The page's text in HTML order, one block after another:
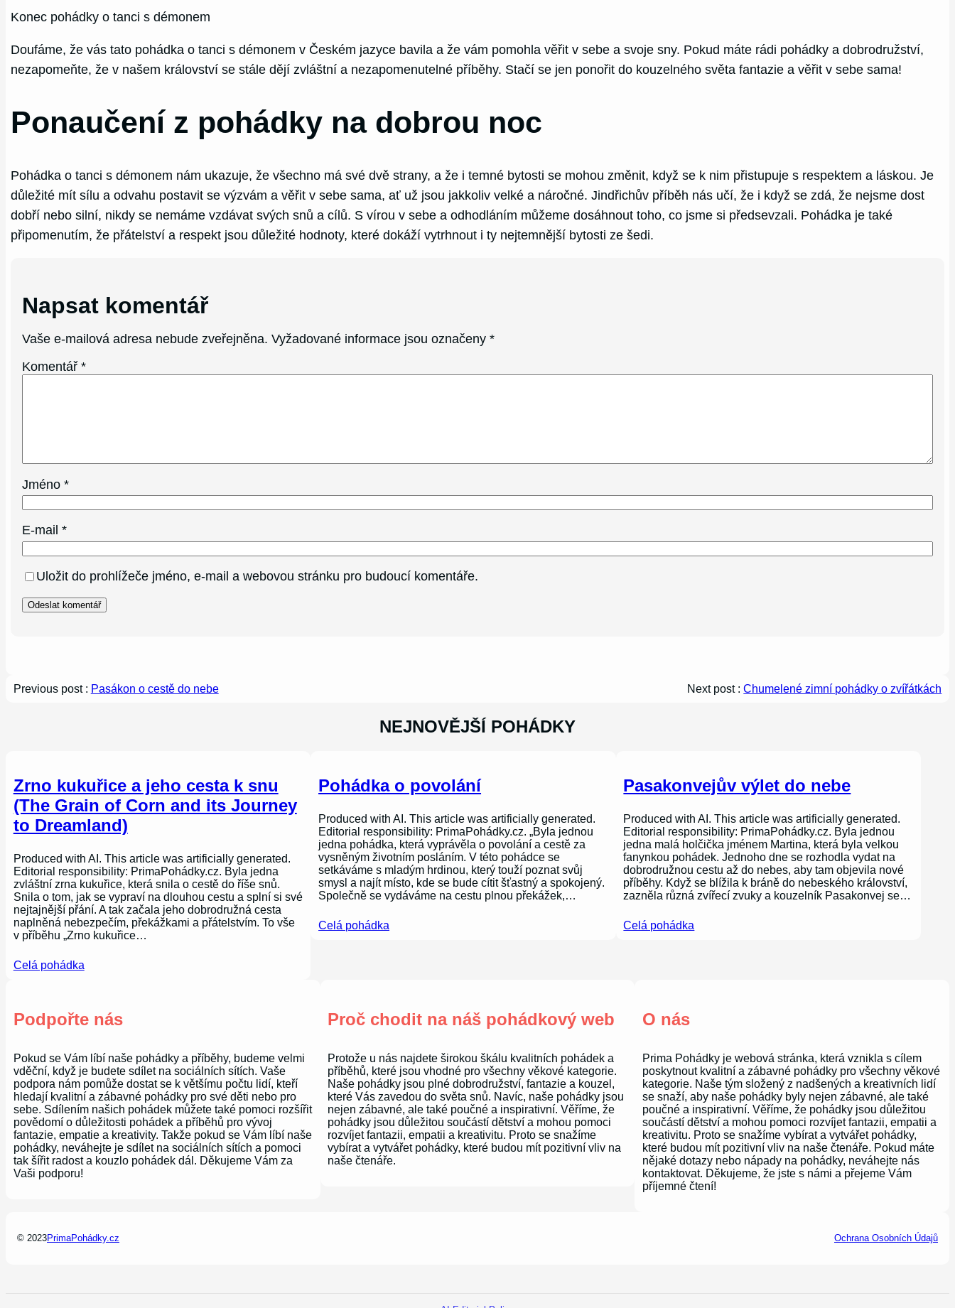
Konec pohádky o tanci s démonem
Doufáme, že vás tato pohádka o tanci s démonem v Českém jazyce bavila a že vám pomohla věřit v sebe a svoje sny. Pokud máte rádi pohádky a dobrodružství,
nezapomeňte, že v našem království se stále dějí zvláštní a nezapomenutelné příběhy. Stačí se jen ponořit do kouzelného světa fantazie a věřit v sebe sama!
Ponaučení z pohádky na dobrou noc
Pohádka o tanci s démonem nám ukazuje, že všechno má své dvě strany, a že i temné bytosti se mohou změnit, když se k nim přistupuje s respektem a láskou. Je
důležité mít sílu a odvahu postavit se výzvám a věřit v sebe sama, ať už jsou jakkoliv velké a náročné. Jindřichův příběh nás učí, že i když se zdá, že nejsme dost
dobří nebo silní, nikdy se nemáme vzdávat svých snů a cílů. S vírou v sebe a odhodláním můžeme dosáhnout toho, co jsme si předsevzali. Pohádka je také
připomenutím, že přátelství a respekt jsou důležité hodnoty, které dokáží vytrhnout i ty nejtemnější bytosti ze šedi.
Napsat komentář
Vaše e-mailová adresa nebude zveřejněna. Vyžadované informace jsou označeny*
Komentář*
Jméno*
E-mail*
Uložit do prohlížeče jméno, e-mail a webovou stránku pro budoucí komentáře.
Previous post : Pasákon o cestě do nebe Next post :Chumelené zimní pohádky o zvířátkách
NEJNOVĚJŠÍ POHÁDKY
Zrno kukuřice a jeho cesta k snu
(The Grain of Corn and its Journey
to Dreamland)
Produced with AI. This article was artificially generated.
Editorial responsibility: PrimaPohádky.cz. Byla jedna
zvláštní zrna kukuřice, která snila o cestě do říše snů.
Snila o tom, jak se vypraví na dlouhou cestu a splní si své
nejtajnější přání. A tak začala jeho dobrodružná cesta
naplněná nebezpečím, překážkami a přátelstvím. To vše
v příběhu „Zrno kukuřice…
Celá pohádka
Pohádka o povolání
Produced with AI. This article was artificially generated.
Editorial responsibility: PrimaPohádky.cz. „Byla jednou
jedna pohádka, která vyprávěla o povolání a cestě za
vysněným životním posláním. V této pohádce se
setkáváme s mladým hrdinou, který touží poznat svůj
smysl a najít místo, kde se bude cítit šťastný a spokojený.
Společně se vydáváme na cestu plnou překážek,…
Celá pohádka
Pasakonvejův výlet do nebe
Produced with AI. This article was artificially generated.
Editorial responsibility: PrimaPohádky.cz. Byla jednou
jedna malá holčička jménem Martina, která byla velkou
fanynkou pohádek. Jednoho dne se rozhodla vydat na
dobrodružnou cestu až do nebes, aby tam objevila nové
příběhy. Když se blížila k bráně do nebeského království,
zazněla různá zvířecí zvuky a kouzelník Pasakonvej se…
Celá pohádka
Podpořte nás
Pokud se Vám líbí naše pohádky a příběhy, budeme velmi
vděční, když je budete sdílet na sociálních sítích. Vaše
podpora nám pomůže dostat se k většímu počtu lidí, kteří
hledají kvalitní a zábavné pohádky pro své děti nebo pro
sebe. Sdílením našich pohádek můžete také pomoci rozšířit
povědomí o důležitosti pohádek a příběhů pro vývoj
fantazie, empatie a kreativity. Takže pokud se Vám líbí naše
pohádky, neváhejte je sdílet na sociálních sítích a pomoci
tak šířit radost a kouzlo pohádek dál. Děkujeme Vám za
Vaši podporu!
Proč chodit na náš pohádkový web
Protože u nás najdete širokou škálu kvalitních pohádek a
příběhů, které jsou vhodné pro všechny věkové kategorie.
Naše pohádky jsou plné dobrodružství, fantazie a kouzel,
které Vás zavedou do světa snů. Navíc, naše pohádky jsou
nejen zábavné, ale také poučné a inspirativní. Věříme, že
pohádky jsou důležitou součástí dětství a mohou pomoci
rozvíjet fantazii, empatii a kreativitu. Proto se snažíme
vybírat a vytvářet pohádky, které budou mít pozitivní vliv na
naše čtenáře.
O nás
Prima Pohádky je webová stránka, která vznikla s cílem
poskytnout kvalitní a zábavné pohádky pro všechny věkové
kategorie. Naše tým složený z nadšených a kreativních lidí
se snaží, aby naše pohádky byly nejen zábavné, ale také
poučné a inspirativní. Věříme, že pohádky jsou důležitou
součástí dětství a mohou pomoci rozvíjet fantazii, empatii a
kreativitu. Proto se snažíme vybírat a vytvářet pohádky,
které budou mít pozitivní vliv na naše čtenáře. Pokud máte
nějaké dotazy nebo nápady na pohádky, neváhejte nás
kontaktovat. Děkujeme, že jste s námi a přejeme Vám
příjemné čtení!
© 2023PrimaPohádky.cz Ochrana Osobních Údajů